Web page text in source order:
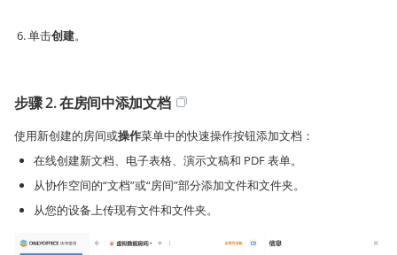
单击创建。
步骤 2. 在房间中添加文档
使用新创建的房间或操作菜单中的快速操作按钮添加文档：
在线创建新文档、电子表格、演示文稿和 PDF 表单。
从协作空间的“文档”或“房间”部分添加文件和文件夹。
从您的设备上传现有文件和文件夹。